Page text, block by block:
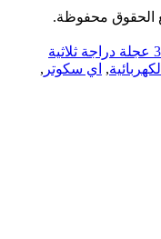
3 عجلة دراجة ثلاثية
, اي سكوتر ,